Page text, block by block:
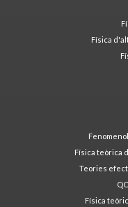
Física
Física teòrica
Teories
Física